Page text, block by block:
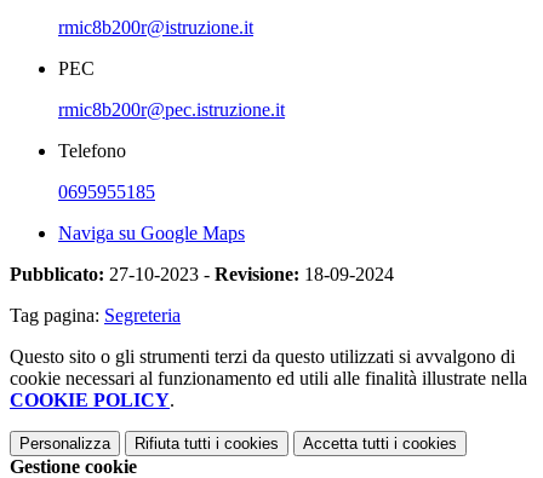
rmic8b200r@istruzione.it
PEC
rmic8b200r@pec.istruzione.it
Telefono
0695955185
Naviga su Google Maps
Pubblicato: 27-10-2023 - Revisione: 18-09-2024
Tag pagina: Segreteria
Questo sito o gli strumenti terzi da questo utilizzati si avvalgono di
cookie necessari al funzionamento ed utili alle finalità illustrate nella
COOKIE POLICY.
Personalizza Rifiuta tutti i cookies Accetta tutti i cookies
Gestione cookie